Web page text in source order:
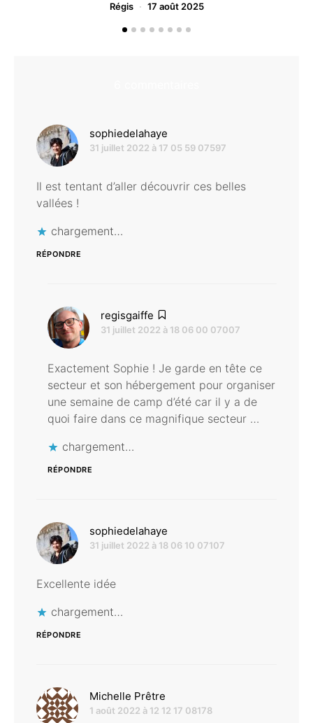
Régis 17 août 2025
sophiedelahaye
31 juillet 2022 à 17 05 59 07597
Il est tentant d’aller découvrir ces belles
vallées !
chargement…
RÉPONDRE
regisgaiffe
31 juillet 2022 à 18 06 00 07007
Exactement Sophie ! Je garde en tête ce
secteur et son hébergement pour organiser
une semaine de camp d’été car il y a de
quoi faire dans ce magnifique secteur …
chargement…
RÉPONDRE
sophiedelahaye
31 juillet 2022 à 18 06 10 07107
Excellente idée
chargement…
RÉPONDRE
Michelle Prêtre
1 août 2022 à 12 12 17 08178